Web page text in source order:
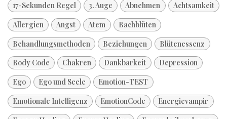
17-Sekunden Regel 3. Auge Abnehmen
Achtsamkeit
Allergien
Angst Atem
Bachblüten
Behandlungsmethoden
Beziehungen
Blütenessenz
Body Code
Chakren Dankbarkeit
Depression
Ego
Ego und Seele
Emotion-TEST
Emotionale Intelligenz
EmotionCode
Energievampir